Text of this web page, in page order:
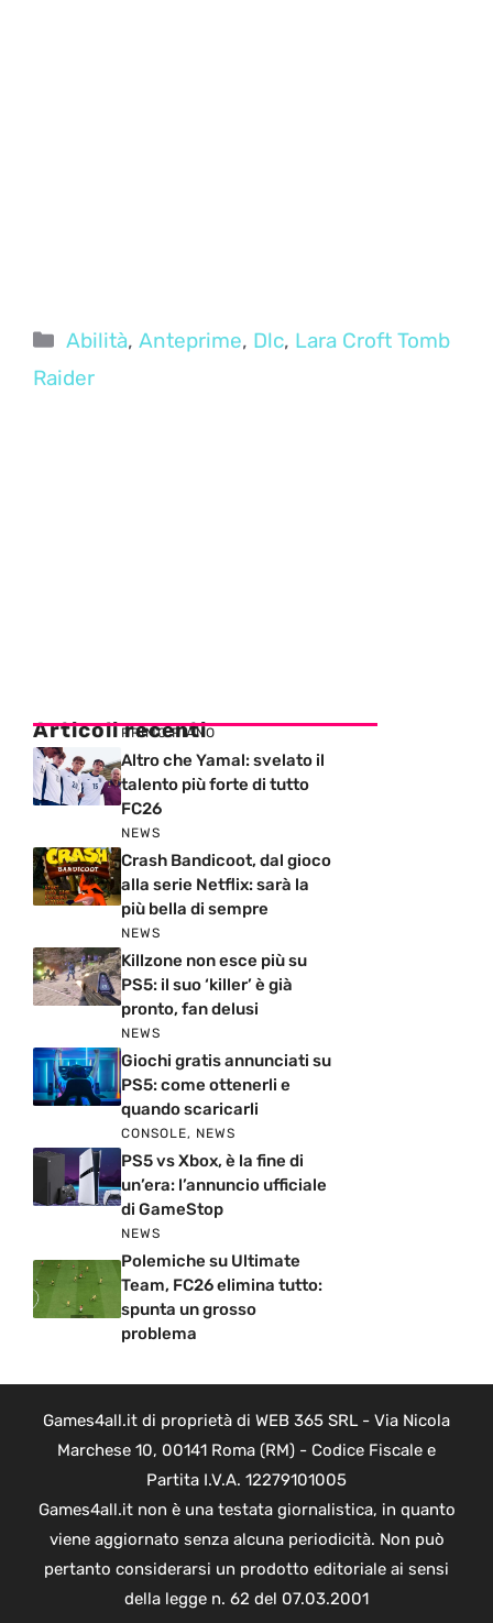
Categorie
Abilità,Anteprime, Dlc, Lara Croft Tomb
Raider
Articoli recenti
PRIMO PIANO
Altro che Yamal: svelato il
talento più forte di tutto
FC26
NEWS
Crash Bandicoot, dal gioco
alla serie Netflix: sarà la
più bella di sempre
NEWS
Killzone non esce più su
PS5: il suo ‘killer’ è già
pronto, fan delusi
NEWS
Giochi gratis annunciati su
PS5: come ottenerli e
quando scaricarli
CONSOLE, NEWS
PS5 vs Xbox, è la fine di
un’era: l’annuncio ufficiale
di GameStop
NEWS
Polemiche su Ultimate
Team, FC26 elimina tutto:
spunta un grosso
problema
Games4all.it di proprietà di WEB 365 SRL - Via Nicola
Marchese 10, 00141 Roma (RM) - Codice Fiscale e
Partita I.V.A. 12279101005
Games4all.it non è una testata giornalistica, in quanto
viene aggiornato senza alcuna periodicità. Non può
pertanto considerarsi un prodotto editoriale ai sensi
della legge n. 62 del 07.03.2001